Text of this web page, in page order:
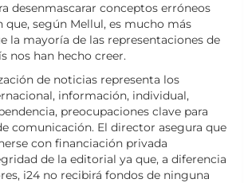
desenmascarar conceptos erróneos
que, según Mellul, es mucho más
la mayoría de las representaciones de
nos han hecho creer.
de noticias representa los
información, individual,
preocupaciones clave para
comunicación. El director asegura que
con financiación privada
de la editorial ya que, a diferencia
i24 no recibirá fondos de ninguna